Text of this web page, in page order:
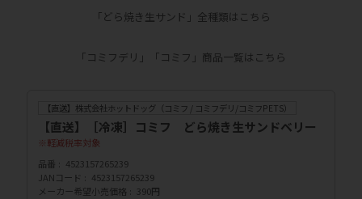
「どら焼き生サンド」全種類はこちら
「コミフデリ」「コミフ」商品一覧はこちら
【直送】株式会社ホットドッグ（コミフ / コミフデリ/コミフPETS）
【直送】［冷凍］コミフ どら焼き生サンドベリー
軽減税率対象
品番
4523157265239
JANコード
4523157265239
メーカー希望小売価格
390円